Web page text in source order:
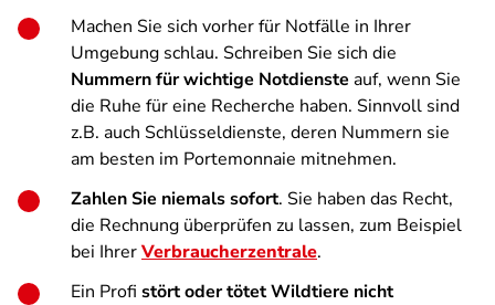
Machen Sie sich vorher für Notfälle in Ihrer
Umgebung schlau. Schreiben Sie sich die
Nummern für wichtige Notdienste auf, wenn Sie
die Ruhe für eine Recherche haben. Sinnvoll sind
z.B. auch Schlüsseldienste, deren Nummern sie
am besten im Portemonnaie mitnehmen.
Zahlen Sie niemals sofort. Sie haben das Recht,
die Rechnung überprüfen zu lassen, zum Beispiel
bei IhrerVerbraucherzentrale.
Ein Profi stört oder tötet Wildtiere nicht